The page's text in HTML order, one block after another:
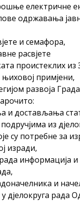
електричне
одржавања
и семафора,
расвјете
проистеклих
примјени,
развоја
достављања
из
су потребне за
изради,
информација и
и
рада